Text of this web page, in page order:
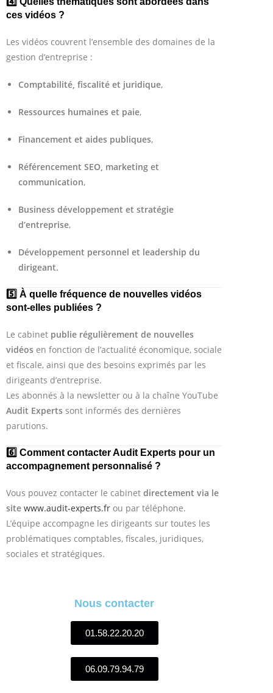
ces vidéos ?
Les vidéos couvrent l’ensemble des domaines de la
gestion d’entreprise :
Comptabilité, fiscalité et juridique,
Ressources humaines et paie,
Financement et aides publiques,
Référencement SEO, marketing et
communication,
Business développement et stratégie
d’entreprise,
Développement personnel et leadership du
dirigeant.
5️⃣ À quelle fréquence de nouvelles vidéos
sont-elles publiées ?
Le cabinet publie régulièrement de nouvelles
vidéos en fonction de l’actualité économique, sociale
et fiscale, ainsi que des besoins exprimés par les
dirigeants d’entreprise.
Les abonnés à la newsletter ou à la chaîne YouTube
Audit Experts sont informés des dernières
parutions.
6️⃣ Comment contacter Audit Experts pour un
accompagnement personnalisé ?
Vous pouvez contacter le cabinet directement via le
site www.audit-experts.fr ou par téléphone.
L’équipe accompagne les dirigeants sur toutes les
problématiques comptables, fiscales, juridiques,
sociales et stratégiques.
Nous contacter
01.58.22.20.20
06.09.79.94.79